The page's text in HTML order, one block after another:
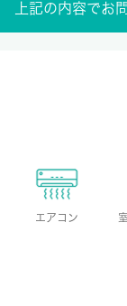
上記の内容でお
エアコン